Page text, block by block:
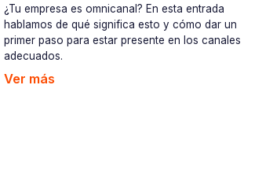
¿Tu empresa es omnicanal? En esta entrada
hablamos de qué significa esto y cómo dar un
primer paso para estar presente en los canales
adecuados.
Ver más